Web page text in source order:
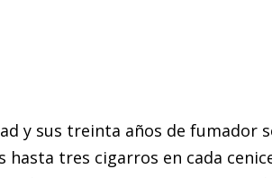
y sus treinta años de fumador
tres cigarros en cada